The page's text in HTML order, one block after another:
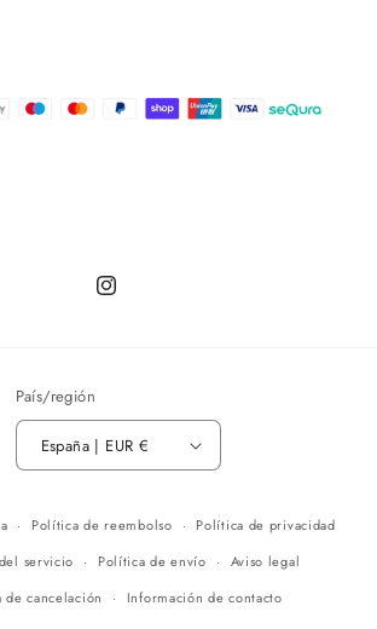
Instagram
País/región
España | EUR €
Política de reembolso
Política de privacidad
servicio
Política de envío
Aviso legal
de cancelación
Información de contacto